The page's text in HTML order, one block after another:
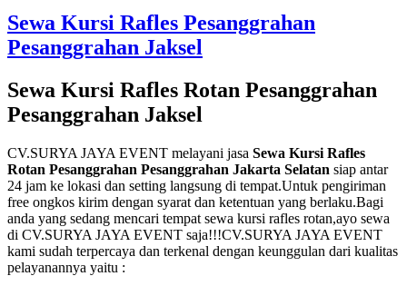
Sewa Kursi Rafles Pesanggrahan
Pesanggrahan Jaksel
Sewa Kursi Rafles Rotan Pesanggrahan
Pesanggrahan Jaksel
CV.SURYA JAYA EVENT melayani jasa Sewa Kursi Rafles
Rotan Pesanggrahan Pesanggrahan Jakarta Selatan siap antar
24 jam ke lokasi dan setting langsung di tempat.Untuk pengiriman
free ongkos kirim dengan syarat dan ketentuan yang berlaku.Bagi
anda yang sedang mencari tempat sewa kursi rafles rotan,ayo sewa
di CV.SURYA JAYA EVENT saja!!!CV.SURYA JAYA EVENT
kami sudah terpercaya dan terkenal dengan keunggulan dari kualitas
pelayanannya yaitu :